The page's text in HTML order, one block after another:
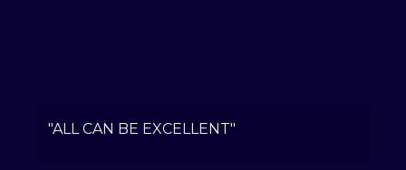
"ALL CAN BE EXCELLENT"